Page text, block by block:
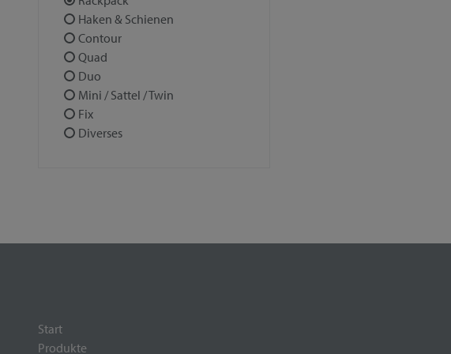
Haken & Schienen
Contour
Quad
Duo
Mini / Sattel / Twin
Fix
Diverses
Start
Produkte